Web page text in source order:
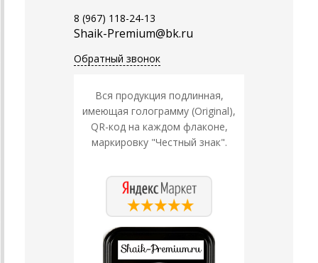
8 (967) 118-24-13
Shaik-Premium@bk.ru
Обратный звонок
Вся продукция подлинная,
имеющая голограмму (Original),
QR-код на каждом флаконе,
маркировку "Честный знак".